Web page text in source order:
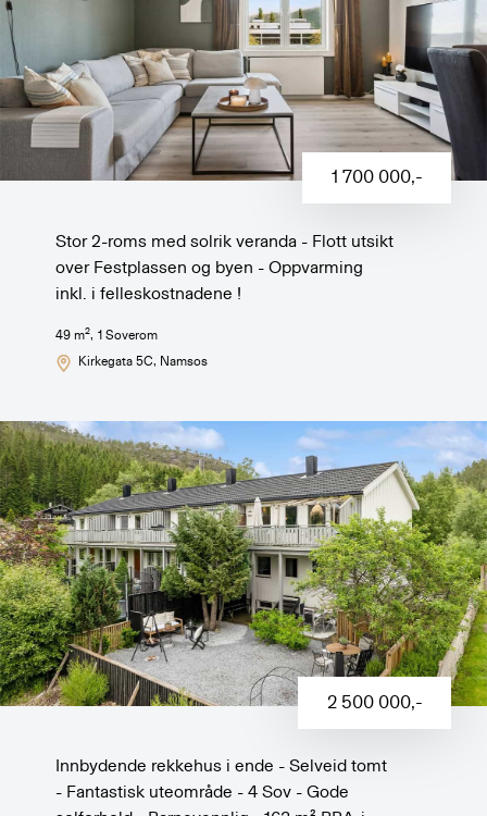
1 700 000,-
Stor 2-roms med solrik veranda - Flott utsikt
over Festplassen og byen - Oppvarming
inkl. i felleskostnadene !
49 m2, 1 Soverom
Kirkegata 5C, Namsos
2 500 000,-
Innbydende rekkehus i ende - Selveid tomt
- Fantastisk uteområde - 4 Sov - Gode